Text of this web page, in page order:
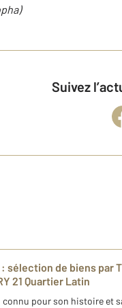
)
Suivez
sélection de biens par
21 Quartier Latin
pour son histoire et